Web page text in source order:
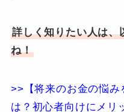
詳しく知りたい人は、
ね！
>>【将来のお金の悩み
は？初心者向けにメリ